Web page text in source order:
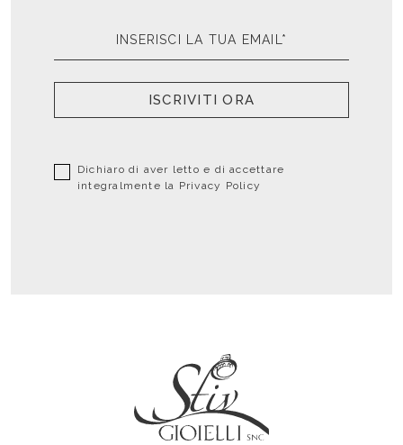
ISCRIVITI ORA
Dichiaro di aver letto e di accettare
integralmente la Privacy Policy